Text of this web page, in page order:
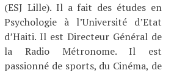
(ESJ Lille). Il a fait des études en
Psychologie à l’Université d’Etat
d’Haiti. Il est Directeur Général de
la Radio Métronome. Il est
passionné de sports, du Cinéma, de